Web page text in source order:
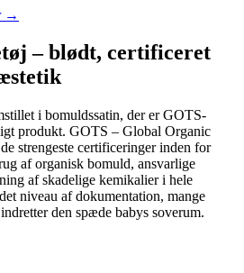
→
– blødt, certificeret
i bomuldssatin, der er GOTS-
produkt. GOTS – Global Organic
strengeste certificeringer inden for
af organisk bomuld, ansvarlige
af skadelige kemikalier i hele
niveau af dokumentation, mange
den spæde babys soverum.